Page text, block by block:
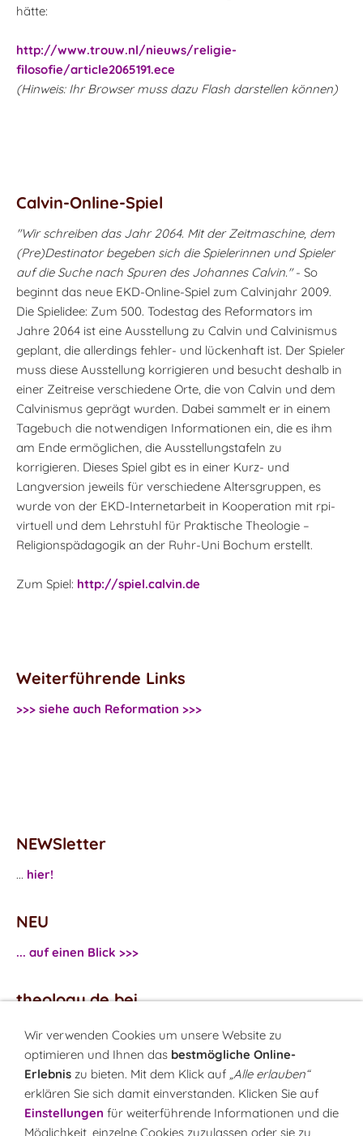
hätte:
http://www.trouw.nl/nieuws/religie-
filosofie/article2065191.ece
(Hinweis: Ihr Browser muss dazu Flash darstellen können)
Calvin-Online-Spiel
"Wir schreiben das Jahr 2064. Mit der Zeitmaschine, dem
(Pre)Destinator begeben sich die Spielerinnen und Spieler
auf die Suche nach Spuren des Johannes Calvin."- So
beginnt das neue EKD-Online-Spiel zum Calvinjahr 2009.
Die Spielidee: Zum 500. Todestag des Reformators im
Jahre 2064 ist eine Ausstellung zu Calvin und Calvinismus
geplant, die allerdings fehler- und lückenhaft ist. Der Spieler
muss diese Ausstellung korrigieren und besucht deshalb in
einer Zeitreise verschiedene Orte, die von Calvin und dem
Calvinismus geprägt wurden. Dabei sammelt er in einem
Tagebuch die notwendigen Informationen ein, die es ihm
am Ende ermöglichen, die Ausstellungstafeln zu
korrigieren. Dieses Spiel gibt es in einer Kurz- und
Langversion jeweils für verschiedene Altersgruppen, es
wurde von der EKD-Internetarbeit in Kooperation mit rpi-
virtuell und dem Lehrstuhl für Praktische Theologie –
Religionspädagogik an der Ruhr-Uni Bochum erstellt.
Zum Spiel: http://spiel.calvin.de
Weiterführende Links
>>> siehe auch Reformation >>>
NEWSletter
... hier!
NEU
... auf einen Blick >>>
theology.de bei
...Facebook
...Twitter
Monatsrätsel
Rätseln & Gewinnen!
Wir verwenden Cookies um unsere Website zu
optimieren und Ihnen das bestmögliche Online-
Erlebnis zu bieten. Mit dem Klick auf „Alle erlauben“
erklären Sie sich damit einverstanden. Klicken Sie auf
Einstellungen für weiterführende Informationen und die
Möglichkeit, einzelne Cookies zuzulassen oder sie zu